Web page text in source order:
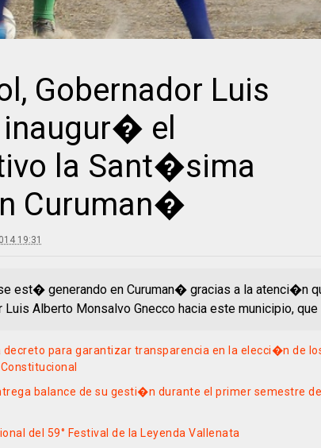
Gobernador Luis
el
la Sant�sima
Curuman�
19:31
est� generando en Curuman� gracias a la atenci�n
Luis Alberto Monsalvo Gnecco hacia este municipio, que
para garantizar transparencia en la elecci�n de
balance de su gesti�n durante el primer semestre del
del 59° Festival de la Leyenda Vallenata